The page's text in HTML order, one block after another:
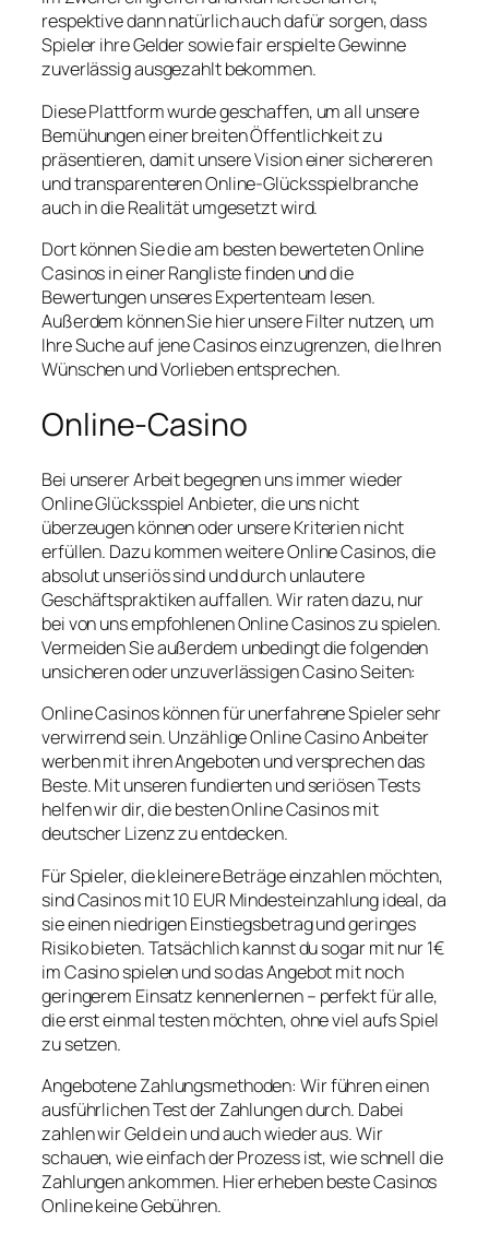
respektive dann natürlich auch dafür sorgen, dass
Spieler ihre Gelder sowie fair erspielte Gewinne
zuverlässig ausgezahlt bekommen.
Diese Plattform wurde geschaffen, um all unsere
Bemühungen einer breiten Öffentlichkeit zu
präsentieren, damit unsere Vision einer sichereren
und transparenteren Online-Glücksspielbranche
auch in die Realität umgesetzt wird.
Dort können Sie die am besten bewerteten Online
Casinos in einer Rangliste finden und die
Bewertungen unseres Expertenteam lesen.
Außerdem können Sie hier unsere Filter nutzen, um
Ihre Suche auf jene Casinos einzugrenzen, die Ihren
Wünschen und Vorlieben entsprechen.
Online-Casino
Bei unserer Arbeit begegnen uns immer wieder
Online Glücksspiel Anbieter, die uns nicht
überzeugen können oder unsere Kriterien nicht
erfüllen. Dazu kommen weitere Online Casinos, die
absolut unseriös sind und durch unlautere
Geschäftspraktiken auffallen. Wir raten dazu, nur
bei von uns empfohlenen Online Casinos zu spielen.
Vermeiden Sie außerdem unbedingt die folgenden
unsicheren oder unzuverlässigen Casino Seiten:
Online Casinos können für unerfahrene Spieler sehr
verwirrend sein. Unzählige Online Casino Anbeiter
werben mit ihren Angeboten und versprechen das
Beste. Mit unseren fundierten und seriösen Tests
helfen wir dir, die besten Online Casinos mit
deutscher Lizenz zu entdecken.
Für Spieler, die kleinere Beträge einzahlen möchten,
sind Casinos mit 10 EUR Mindesteinzahlung ideal, da
sie einen niedrigen Einstiegsbetrag und geringes
Risiko bieten. Tatsächlich kannst du sogar mit nur 1€
im Casino spielen und so das Angebot mit noch
geringerem Einsatz kennenlernen – perfekt für alle,
die erst einmal testen möchten, ohne viel aufs Spiel
zu setzen.
Angebotene Zahlungsmethoden: Wir führen einen
ausführlichen Test der Zahlungen durch. Dabei
zahlen wir Geld ein und auch wieder aus. Wir
schauen, wie einfach der Prozess ist, wie schnell die
Zahlungen ankommen. Hier erheben beste Casinos
Online keine Gebühren.